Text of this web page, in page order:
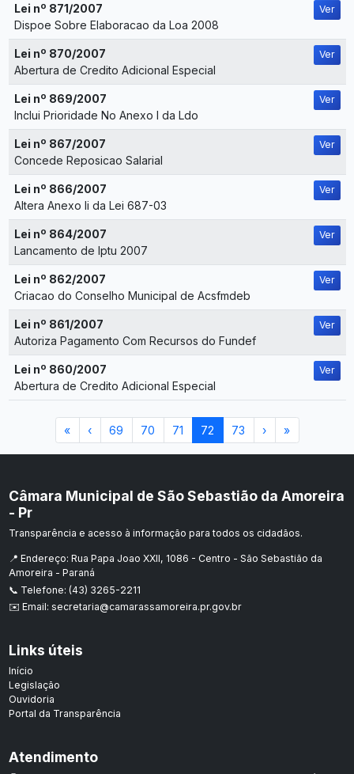
Lei nº 871/2007
Dispoe Sobre Elaboracao da Loa 2008
Ver
Lei nº 870/2007
Abertura de Credito Adicional Especial
Ver
Lei nº 869/2007
Inclui Prioridade No Anexo I da Ldo
Ver
Lei nº 867/2007
Concede Reposicao Salarial
Ver
Lei nº 866/2007
Altera Anexo Ii da Lei 687-03
Ver
Lei nº 864/2007
Lancamento de Iptu 2007
Ver
Lei nº 862/2007
Criacao do Conselho Municipal de Acsfmdeb
Ver
Lei nº 861/2007
Autoriza Pagamento Com Recursos do Fundef
Ver
Lei nº 860/2007
Abertura de Credito Adicional Especial
Ver
« ‹ 69 70 71 72 73 › »
Câmara Municipal de São Sebastião da Amoreira
- Pr
Transparência e acesso à informação para todos os cidadãos.
📍 Endereço: Rua Papa Joao XXII, 1086 - Centro - São Sebastião da
Amoreira - Paraná
📞 Telefone: (43) 3265-2211
✉️ Email: secretaria@camarassamoreira.pr.gov.br
Links úteis
Início
Legislação
Ouvidoria
Portal da Transparência
Atendimento